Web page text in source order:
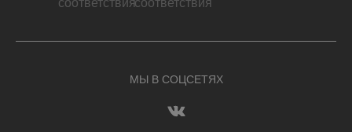
МЫ В СОЦСЕТЯХ